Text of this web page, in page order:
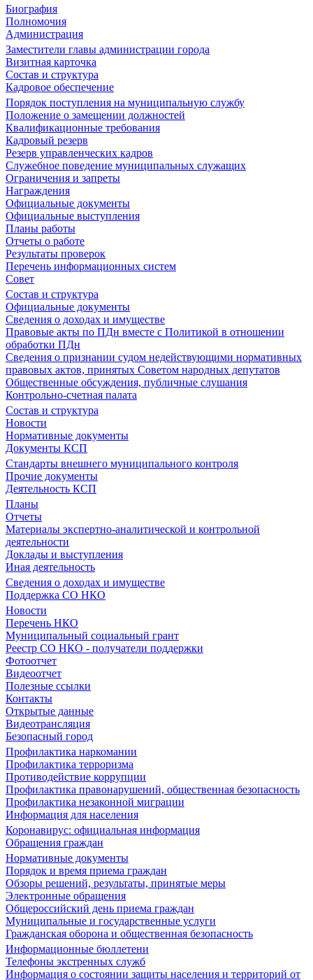
Биография
Полномочия
Администрация
Заместители главы администрации города
Визитная карточка
Состав и структура
Кадровое обеспечение
Порядок поступления на муниципальную службу
Положение о замещении должностей
Квалификационные требования
Кадровый резерв
Резерв управленческих кадров
Служебное поведение муниципальных служащих
Ограничения и запреты
Награждения
Официальные документы
Официальные выступления
Планы работы
Отчеты о работе
Результаты проверок
Перечень информационных систем
Совет
Состав и структура
Официальные документы
Сведения о доходах и имуществе
Правовые акты по ПДн вместе с Политикой в отношении
обработки ПДн
Сведения о признании судом недействующими нормативных
правовых актов, принятых Советом народных депутатов
Общественные обсуждения, публичные слушания
Контрольно-счетная палата
Состав и структура
Новости
Нормативные документы
Документы КСП
Стандарты внешнего муниципального контроля
Прочие документы
Деятельность КСП
Планы
Отчеты
Материалы экспертно-аналитической и контрольной
деятельности
Доклады и выступления
Иная деятельность
Сведения о доходах и имуществе
Поддержка СО НКО
Новости
Перечень НКО
Муниципальный социальный грант
Реестр СО НКО - получатели поддержки
Фотоотчет
Видеоотчет
Полезные ссылки
Контакты
Открытые данные
Видеотрансляция
Безопасный город
Профилактика наркомании
Профилактика терроризма
Противодействие коррупции
Профилактика правонарушений, общественная безопасность
Профилактика незаконной миграции
Информация для населения
Коронавирус: официальная информация
Обращения граждан
Нормативные документы
Порядок и время приема граждан
Обзоры решений, результаты, принятые меры
Электронные обращения
Общероссийский день приема граждан
Муниципальные и государственные услуги
Гражданская оборона и общественная безопасность
Информационные бюллетени
Телефоны экстренных служб
Информация о состоянии защиты населения и территорий от